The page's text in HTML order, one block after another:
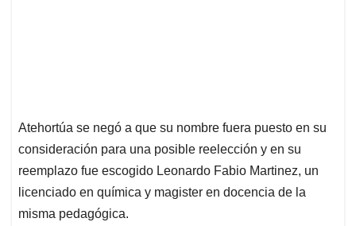
Atehortúa se negó a que su nombre fuera puesto en su
consideración para una posible reelección y en su
reemplazo fue escogido Leonardo Fabio Martinez, un
licenciado en química y magister en docencia de la
misma pedagógica.